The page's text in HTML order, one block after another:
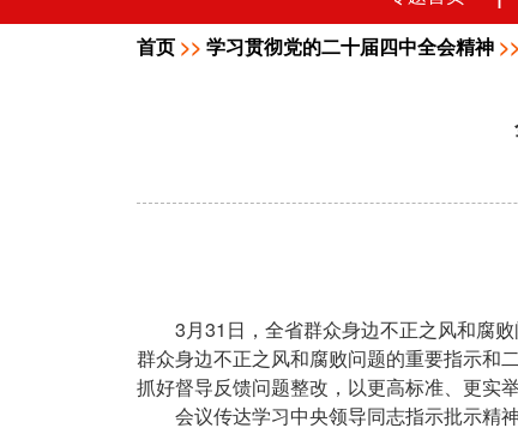
首页 >> 学习贯彻党的二十届四中全会精神 >>
3 月 31 日，全省群众身边不正之风和腐
群众身边不正之风和腐败问题的重要指示和
抓好督导反馈问题整改，以更高标准、更实
会议传达学习中央领导同志指示批示精